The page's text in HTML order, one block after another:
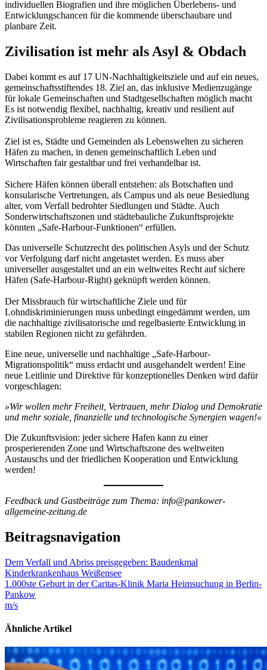
individuellen Biografien und ihre möglichen Überlebens- und
Entwicklungschancen für die kommende überschaubare und
planbare Zeit.
Zivilisation ist mehr als Asyl & Obdach
Dabei kommt es auf 17 UN-Nachhaltigkeitsziele und auf ein neues,
gemeinschaftsstiftendes 18. Ziel an, das inklusive Medienzugänge
für lokale Gemeinschaften und Stadtgesellschaften möglich macht
Es ist notwendig flexibel, nachhaltig, kreativ und resilient auf
Zivilisationsprobleme reagieren zu können.
Ziel ist es, Städte und Gemeinden als Lebenswelten zu sicheren
Häfen zu machen, in denen gemeinschaftlich Leben und
Wirtschaften fair gestaltbar und frei verhandelbar ist.
Sichere Häfen können überall entstehen: als Botschaften und
konsularische Vertretungen, als Campus und als neue Besiedlung
alter, vom Verfall bedrohter Siedlungen und Städte. Auch
Sonderwirtschaftszonen und städtebauliche Zukunftsprojekte
könnten „Safe-Harbour-Funktionen“ erfüllen.
Das universelle Schutzrecht des politischen Asyls und der Schutz
vor Verfolgung darf nicht angetastet werden. Es muss aber
universeller ausgestaltet und an ein weltweites Recht auf sichere
Häfen (Safe-Harbour-Right) geknüpft werden können.
Der Missbrauch für wirtschaftliche Ziele und für
Lohndiskriminierungen muss unbedingt eingedämmt werden, um
die nachhaltige zivilisatorische und regelbasierte Entwicklung in
stabilen Regionen nicht zu gefährden.
Eine neue, universelle und nachhaltige „Safe-Harbour-
Migrationspolitik“ muss erdacht und ausgehandelt werden! Eine
neue Leitlinie und Direktive für konzeptionelles Denken wird dafür
vorgeschlagen:
»Wir wollen mehr Freiheit, Vertrauen, mehr Dialog und Demokratie
und mehr soziale, finanzielle und technologische Synergien wagen!«
Die Zukunftsvision: jeder sichere Hafen kann zu einer
prosperierenden Zone und Wirtschaftszone des weltweiten
Austauschs und der friedlichen Kooperation und Entwicklung
werden!
Feedback und Gastbeiträge zum Thema: info@pankower-
allgemeine-zeitung.de
Beitragsnavigation
Dem Verfall und Abriss preisgegeben: Baudenkmal
Kinderkrankenhaus Weißensee
1.000ste Geburt in der Caritas-Klinik Maria Heimsuchung in Berlin-
Pankow
m/s
Ähnliche Artikel